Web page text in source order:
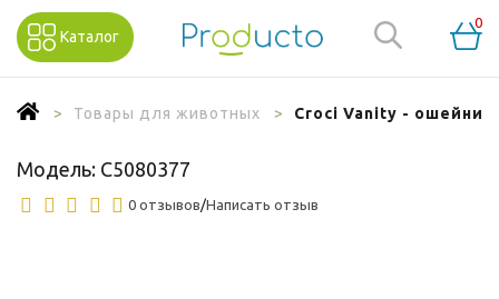
Каталог
0
Товары для животных Croci Vanity - ошейник
Модель: C5080377
0 отзывов/Написать отзыв